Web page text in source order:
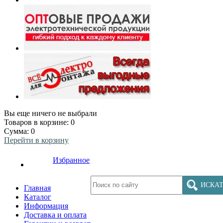
Вы еще ничего не выбрали
Товаров в корзине: 0
Сумма: 0
Перейти в корзину
Избранное
Главная
Каталог
Информация
Доставка и оплата